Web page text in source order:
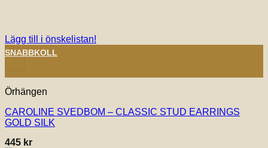
Lägg till i önskelistan!
+
SNABBKOLL
Örhängen
CAROLINE SVEDBOM – CLASSIC STUD EARRINGS
GOLD SILK
445 kr